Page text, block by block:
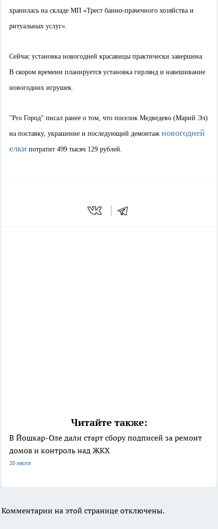
хранилась на складе МП «Трест банно-прачечного хозяйства и
ритуальных услуг».
Сейчас установка новогодней красавицы практически завершена.
В скором времени планируется установка гирлянд и навешивание
новогодних игрушек.
"Pro Город" писал ранее о том, что поселок Медведево (Марий Эл)
на поставку, украшение и последующий демонтаж новогодней
елки потратит 499 тысяч 129 рублей.
Читайте также:
В Йошкар-Оле дали старт сбору подписей за ремонт
домов и контроль над ЖКХ
20 июля
Комментарии на этой странице отключены.